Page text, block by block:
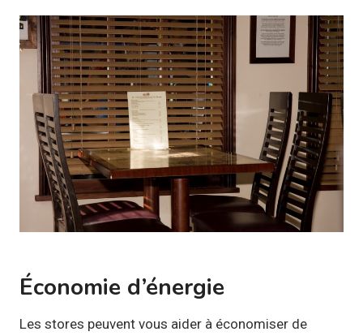
Économie d’énergie
Les stores peuvent vous aider à économiser de